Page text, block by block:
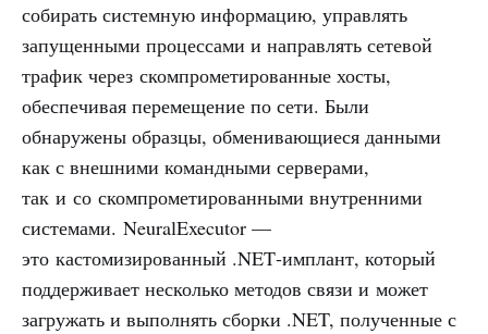
собирать системную информацию, управлять
запущенными процессами и направлять сетевой
трафик через скомпрометированные хосты,
обеспечивая перемещение по сети. Были
обнаружены образцы, обменивающиеся данными
как с внешними командными серверами,
так и со скомпрометированными внутренними
системами. NeuralExecutor —
это кастомизированный .NET‑имплант, который
поддерживает несколько методов связи и может
загружать и выполнять сборки .NET, полученные с